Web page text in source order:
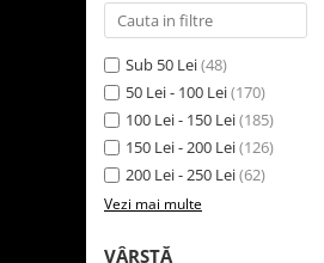
LEGO Marvel Super Heroes
LEGO Super Heroes DC
LEGO Super Mario
LEGO Jurassic World
LEGO Sonic the Hedgehog
LEGO Wicked
LEGO Animal Crossing
Sub 50 Lei(48)
50 Lei - 100 Lei(170)
100 Lei - 150 Lei(185)
150 Lei - 200 Lei(126)
200 Lei - 250 Lei(62)
Vezi mai multe
VÂRSTĂ